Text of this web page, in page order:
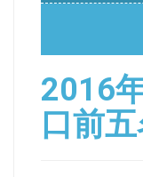
2016
口前